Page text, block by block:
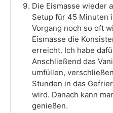
Die Eismasse wieder
Setup für 45 Minuten
Vorgang noch so oft
Eismasse die
erreicht. Ich habe
Anschließend das
umfüllen,
Stunden in das
wird. Danach kann
genießen.